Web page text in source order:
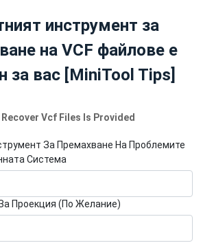
инструмент за
на VCF файлове е
за вас [MiniTool Tips]
Vcf Files Is Provided
За Премахване На Проблемите
Система
Проекция (По Желание)